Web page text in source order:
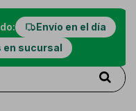
Envío en el día
sucursal